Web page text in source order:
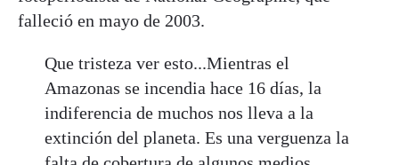
falleció en mayo de 2003.
Que tristeza ver esto...Mientras el
Amazonas se incendia hace 16 días, la
indiferencia de muchos nos lleva a la
extinción del planeta. Es una verguenza la